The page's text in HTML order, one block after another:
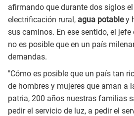
afirmando que durante dos siglos
electrificación rural, agua potabley
sus caminos. En ese sentido, el
no es posible que en un país
demandas.
"Cómo es posible que un país tan
de hombres y mujeres que aman a
patria, 200 años nuestras familias
pedir el servicio de luz, a pedir el